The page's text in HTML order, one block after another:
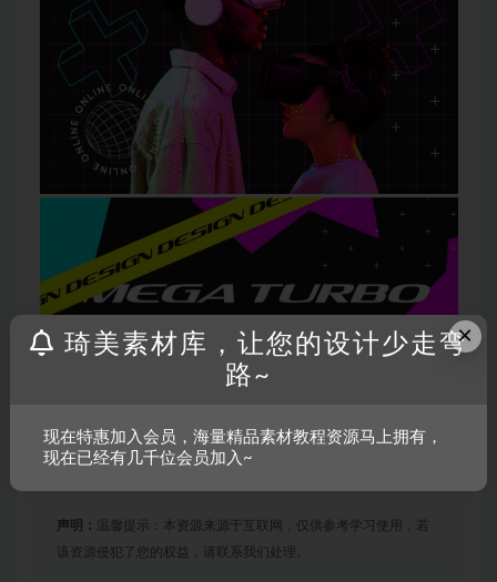
声明： 温馨提示：本资源来源于互联网，仅供参考学习使用，若
该资源侵犯了您的权益，请联系我们处理。
×
琦美素材库，让您的设计少走弯
路~
现在特惠加入会员，海量精品素材教程资源马上拥有，
现在已经有几千位会员加入~